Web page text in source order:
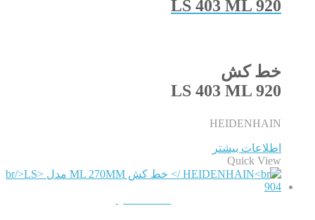
LS 403 ML 920
خط کش
LS 403 ML 920
HEIDENHAIN
اطلاعات بیشتر
Quick View